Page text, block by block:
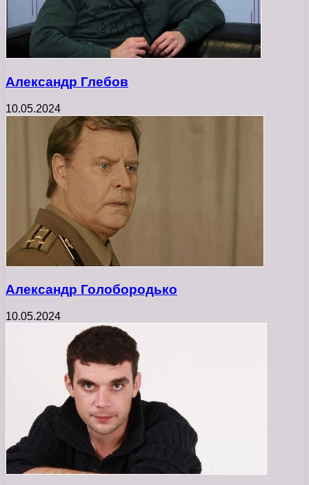
Александр Глебов
10.05.2024
Александр Голобородько
10.05.2024